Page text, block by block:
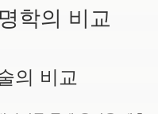
학의 비교
의 비교